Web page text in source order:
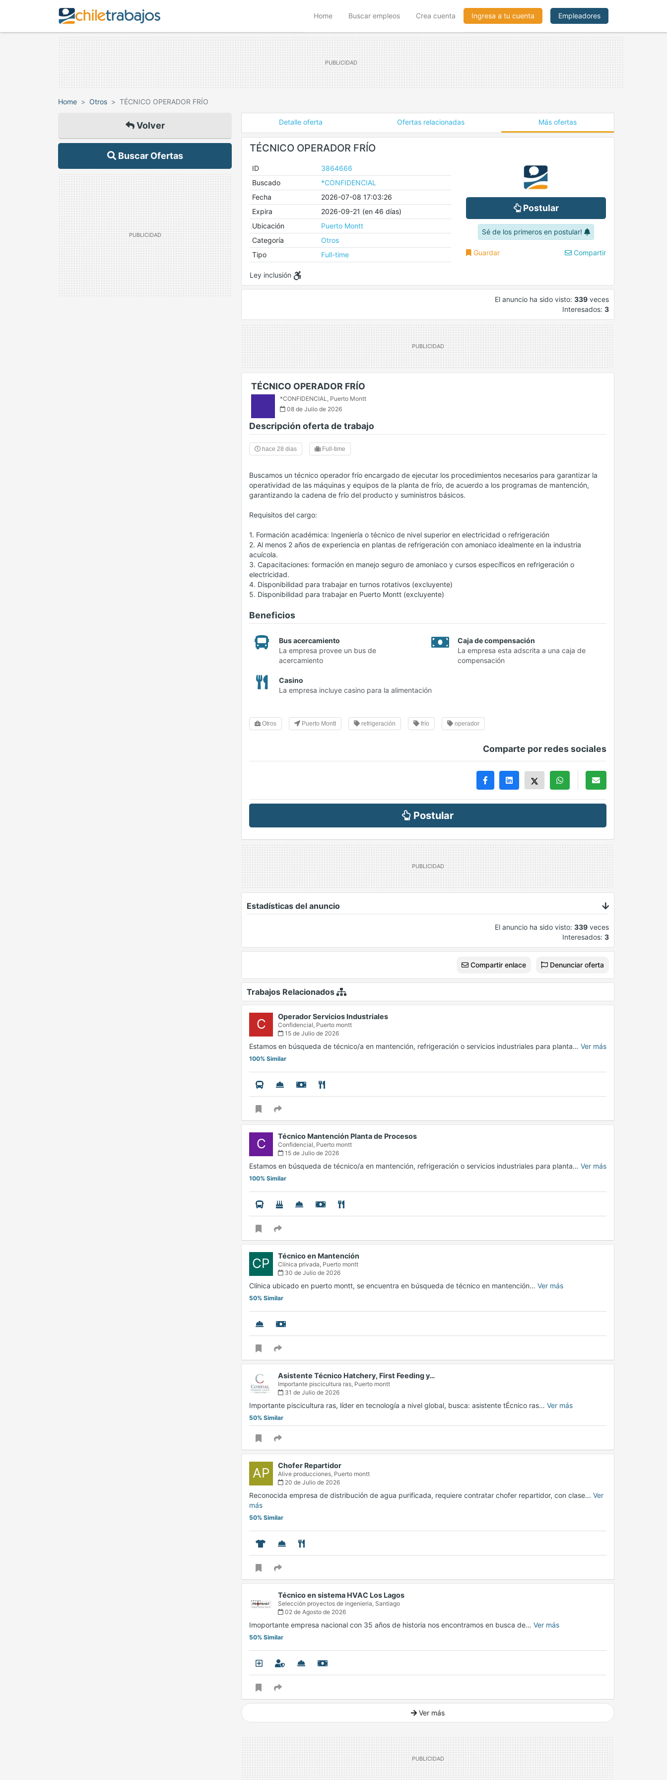
Home(current)Buscar empleos Crea cuenta Ingresa a tu cuenta Empleadores
Home Otros TÉCNICO OPERADOR FRÍO
Volver
Buscar Ofertas
Detalle oferta Ofertas relacionadas Más ofertas
TÉCNICO OPERADOR FRÍO
ID
3864666
Buscado
*CONFIDENCIAL
Fecha
2026-07-08 17:03:26
Expira
2026-09-21 (en 46 días)
Ubicación
Puerto Montt
Categoría
Otros
Tipo
Full-time
Ley inclusión
Postular
Sé de los primeros en postular!
Guardar Compartir
El anuncio ha sido visto: 339 veces
Interesados: 3
TÉCNICO OPERADOR FRÍO
*CONFIDENCIAL, Puerto Montt
08 de Julio de 2026
Descripción oferta de trabajo
hace 28 dias Full-time
Buscamos un técnico operador frío encargado de ejecutar los procedimientos necesarios para garantizar la
operatividad de las máquinas y equipos de la planta de frío, de acuerdo a los programas de mantención,
garantizando la cadena de frío del producto y suministros básicos.
Requisitos del cargo:
1. Formación académica: Ingeniería o técnico de nivel superior en electricidad o refrigeración
2. Al menos 2 años de experiencia en plantas de refrigeración con amoniaco idealmente en la industria
acuícola.
3. Capacitaciones: formación en manejo seguro de amoniaco y cursos específicos en refrigeración o
electricidad.
4. Disponibilidad para trabajar en turnos rotativos (excluyente)
5. Disponibilidad para trabajar en Puerto Montt (excluyente)
Beneficios
Bus acercamiento
La empresa provee un bus de
acercamiento
Caja de compensación
La empresa esta adscrita a una caja de
compensación
Casino
La empresa incluye casino para la alimentación
Otros Puerto Montt refrigeración frío operador
Comparte por redes sociales
Postular
Estadísticas del anuncio
El anuncio ha sido visto: 339 veces
Interesados: 3
Compartir enlace Denunciar oferta
Trabajos Relacionados
C Operador Servicios Industriales
Confidencial, Puerto montt
15 de Julio de 2026
Estamos en búsqueda de técnico/a en mantención, refrigeración o servicios industriales para planta… Ver más
100% Similar
C Técnico Mantención Planta de Procesos
Confidencial, Puerto montt
15 de Julio de 2026
Estamos en búsqueda de técnico/a en mantención, refrigeración o servicios industriales para planta… Ver más
100% Similar
CP Técnico en Mantención
Clínica privada, Puerto montt
30 de Julio de 2026
Clínica ubicado en puerto montt, se encuentra en búsqueda de técnico en mantención… Ver más
50% Similar
Asistente Técnico Hatchery, First Feeding y…
Importante piscicultura ras, Puerto montt
31 de Julio de 2026
Importante piscicultura ras, líder en tecnología a nivel global, busca: asistente tÉcnico ras… Ver más
50% Similar
AP Chofer Repartidor
Alive producciones, Puerto montt
20 de Julio de 2026
Reconocida empresa de distribución de agua purificada, requiere contratar chofer repartidor, con clase… Ver
más
50% Similar
Técnico en sistema HVAC Los Lagos
Selección proyectos de ingenieria, Santiago
02 de Agosto de 2026
Imoportante empresa nacional con 35 años de historia nos encontramos en busca de… Ver más
50% Similar
Ver más